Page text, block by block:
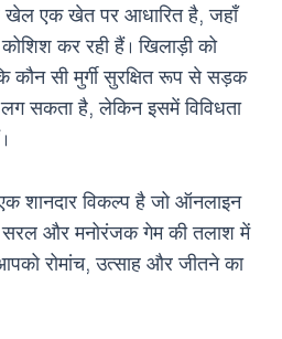
खेल एक खेत पर आधारित है, जहाँ
कर रही हैं। खिलाड़ी को
कौन सी मुर्गी सुरक्षित रूप से सड़क
सकता है, लेकिन इसमें विविधता
शानदार विकल्प है जो ऑनलाइन
सरल और मनोरंजक गेम की तलाश में
रोमांच, उत्साह और जीतने का